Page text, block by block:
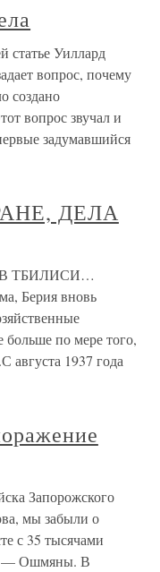
статье Уиллард
вопрос, почему
создано
вопрос звучал и
задумавшийся
ДЕЛА
В ТБИЛИСИ…
Берия вновь
больше по мере того,
августа 1937 года
Запорожского
мы забыли о
с 35 тысячами
— Ошмяны. В